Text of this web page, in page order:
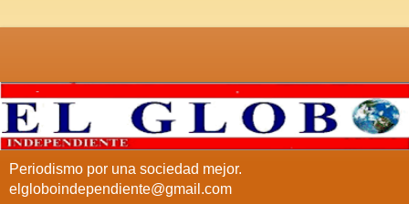
Periodismo por una sociedad mejor.
elgloboindependiente@gmail.com